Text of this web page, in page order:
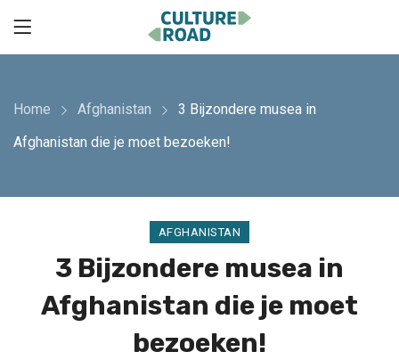
Home Afghanistan
3 Bijzondere musea in
Afghanistan die je moet bezoeken!
AFGHANISTAN
3 Bijzondere musea in
Afghanistan die je moet
bezoeken!